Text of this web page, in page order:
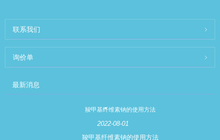
联系我们
询价单
最新消息
羧甲基纤维素钠的使用方法
2022-08-01
羧甲基纤维素钠的使用方法